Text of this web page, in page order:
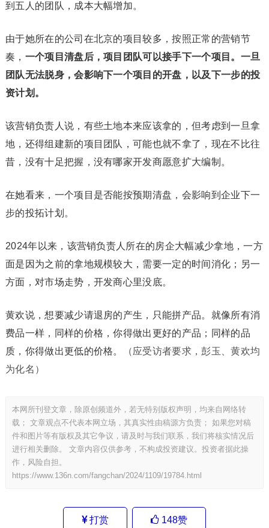
到五人的团队，成本大幅增加。
由于她所在的公司在北京的项目较多，按照正常的营销节
奏， 一个项目清盘后，项目团队可以接手下一个项目。一旦
团队无法脱身，会影响下一个项目的开盘，以及下一步的投
资计划。
该营销负责人说，有些土地本来应该拿的，但考虑到一旦拿
地，还得组建新的项目团队，可能也就不拿了，现在不比往
昔，没有十足把握，没有哪家开发商愿意扩大编制。
在她看来，一个项目是否能按预期清盘，会影响到企业下一
步的投拓计划。
2024年以来，该营销负责人所在的房企大幅减少拿地，一方
面是因为之前的拿地规模较大，需要一定的时间消化；另一
方面，对市场走势，开发商心里没底。
黄欢说，想要减少请退房的产生，只能拼产品。就像所有消
费品一样，同样的价格，你得做出更好的产品；同样的品
质，你得做出更低的价格。
（应受访者要求，彭玉、黄欢均
为化名）
本网所刊登文章，除原创频道外，若无特别版权声明，均来自网络转
载； 文章观点不代表本网立场，其真实性由稿源方负责； 如果您对稿
件和图片等有版权及其它争议，请及时与我们联系，我们将核实情况后
进行相关删除。 文章内容仅供参考，不构成投资建议。投资者据此操
作，风险自担。
https://www.136n.com/fangchan/2024/1109/19784.html
打赏 148赞